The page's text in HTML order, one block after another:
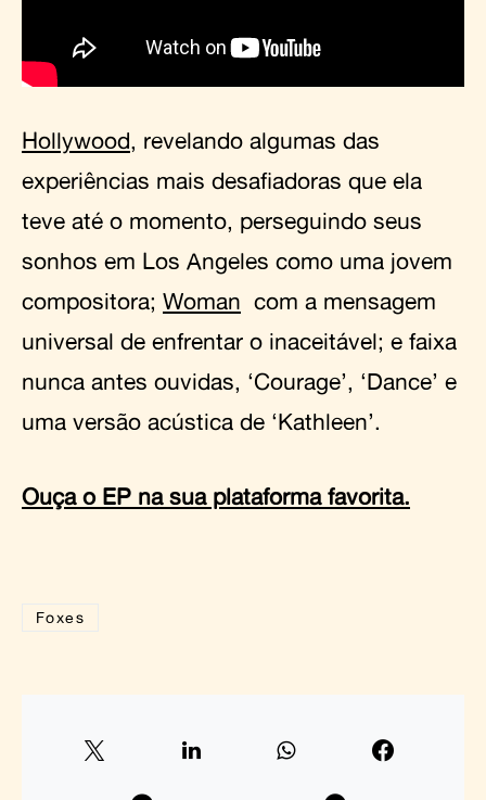
Hollywood, revelando algumas das
experiências mais desafiadoras que ela
teve até o momento, perseguindo seus
sonhos em Los Angeles como uma jovem
compositora; Woman com a mensagem
universal de enfrentar o inaceitável; e faixa
nunca antes ouvidas, ‘Courage’, ‘Dance’ e
uma versão acústica de ‘Kathleen’.
Ouça o EP na sua plataforma favorita.
Foxes